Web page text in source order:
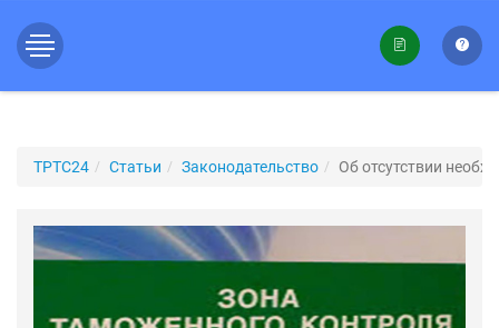
ТРТС24 Статьи Законодательство Об отсутствии